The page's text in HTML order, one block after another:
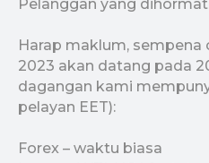
Pelanggan yang
Harap maklum, sempena
2023 akan datang pada
dagangan kami
pelayan EET):
Forex – waktu biasa